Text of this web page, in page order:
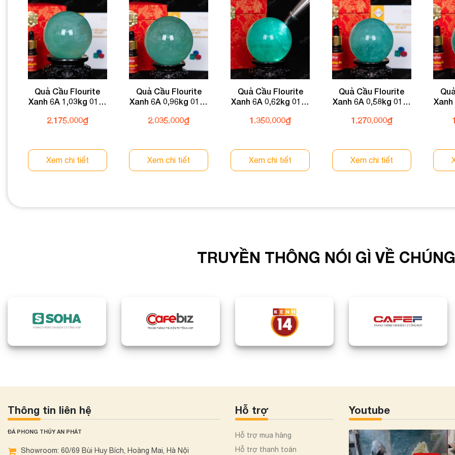
Quả Cầu Flourite
Xanh 6A 1,03kg 011-
2.175.000₫
Xem chi tiết
Quả Cầu Flourite
Xanh 6A 0,96kg 011-
2.035.000₫
Xem chi tiết
Quả Cầu Flourite
Xanh 6A 0,62kg 011-
1.350.000₫
Xem chi tiết
Quả Cầu Flourite
Xanh 6A 0,58kg 011-
1.270.000₫
Xem chi tiết
Xanh
TRUYỀN THÔNG NÓI GÌ VỀ
Thông tin liên hệ
ĐÁ PHONG THỦY AN PHÁT
Showroom: 60/69 Bùi Huy Bích, Hoàng Mai, Hà Nội
Hỗ trợ
Hỗ trợ mua hàng
Hỗ trợ thanh toán
Youtube